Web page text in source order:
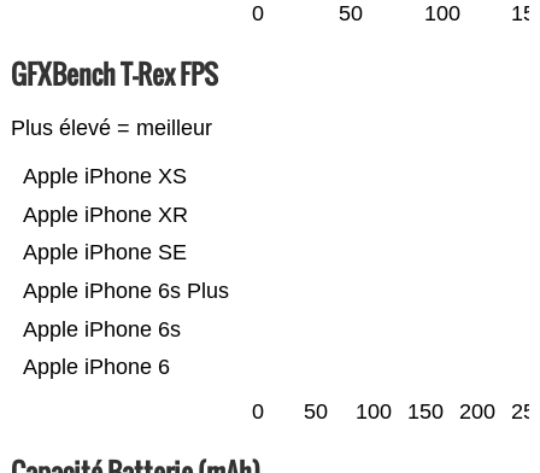
0 50 100
GFXBench T-Rex FPS
Plus élevé = meilleur
Apple iPhone 6
Apple iPhone 6s
Apple iPhone 6s Plus
Apple iPhone SE
Apple iPhone XR
Apple iPhone XS
0 50 100 150 200